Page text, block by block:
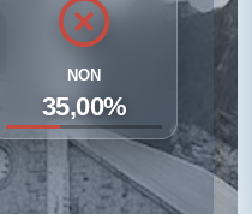
NON
35,00%